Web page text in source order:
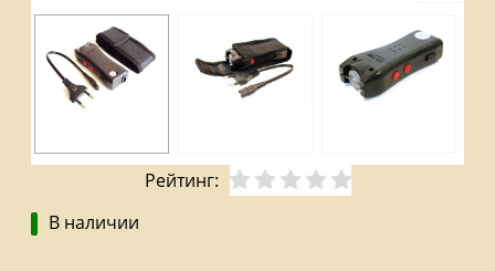
Рейтинг:
В наличии